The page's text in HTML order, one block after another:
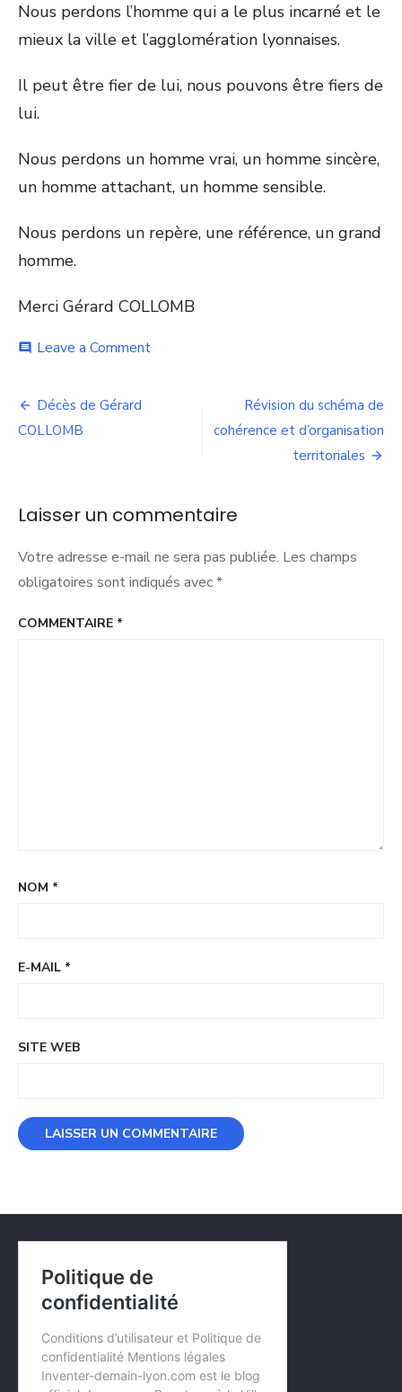
Nous perdons l’homme qui a le plus incarné et le
mieux la ville et l’agglomération lyonnaises.
Il peut être fier de lui, nous pouvons être fiers de
lui.
Nous perdons un homme vrai, un homme sincère,
un homme attachant, un homme sensible.
Nous perdons un repère, une référence, un grand
homme.
Merci Gérard COLLOMB
comment Leave a Commenton
Navigation
de
Décès de Gérard
COLLOMB
Révision du schéma de
cohérence et d’organisation
territoriales
Laisser un commentaire
Votre adresse e-mail ne sera pas publiée. Les champs
obligatoires sont indiqués avec*
COMMENTAIRE *
NOM *
E-MAIL *
SITE WEB